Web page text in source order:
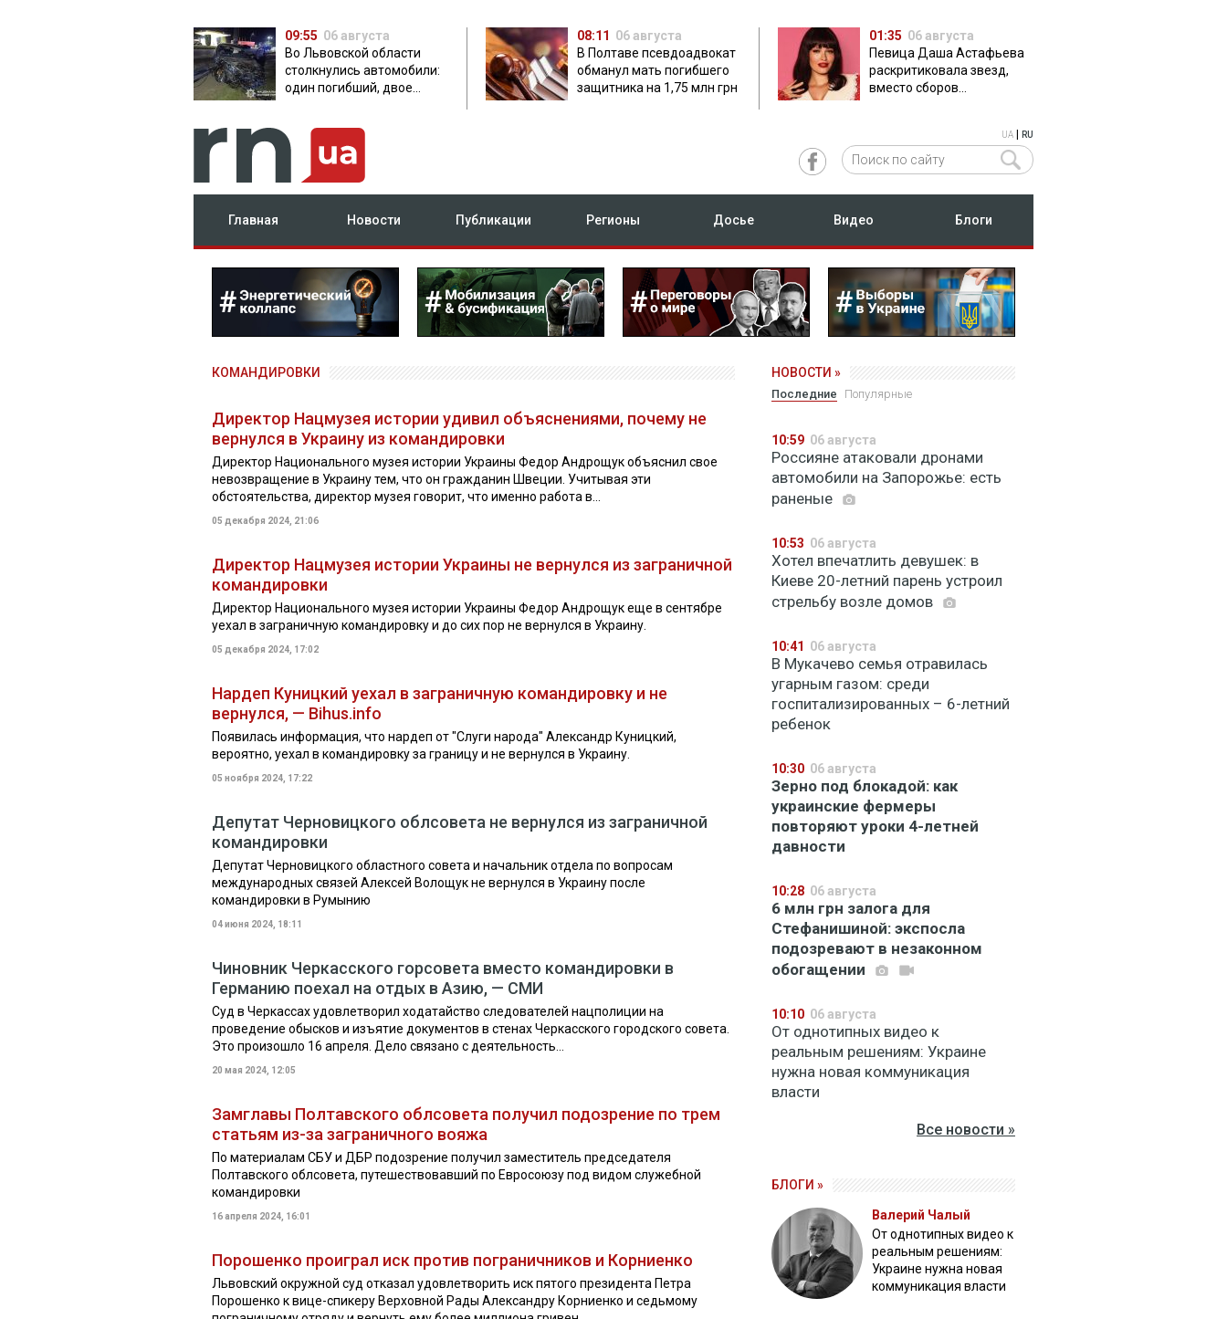
09:55 06 августа
Во Львовской области
столкнулись автомобили:
один погибший, двое
08:11 06 августа
В Полтаве псевдоадвокат
обманул мать погибшего
защитника на 1,75 млн грн
01:35 06 августа
Певица Даша Астафьева
раскритиковала звезд,
вместо сборов
UA RU
Главная Новости Публикации Регионы Досье Видео Блоги
КОМАНДИРОВКИ
Директор Нацмузея истории удивил объяснениями, почему не
вернулся в Украину из командировки
Директор Национального музея истории Украины Федор Андрощук объяснил свое
невозвращение в Украину тем, что он гражданин Швеции. Учитывая эти
обстоятельства, директор музея говорит, что именно работа в...
05 декабря 2024, 21:06
Директор Нацмузея истории Украины не вернулся из заграничной
командировки
Директор Национального музея истории Украины Федор Андрощук еще в сентябре
уехал в заграничную командировку и до сих пор не вернулся в Украину.
05 декабря 2024, 17:02
Нардеп Куницкий уехал в заграничную командировку и не
вернулся, — Bihus.info
Появилась информация, что нардеп от "Слуги народа" Александр Куницкий,
вероятно, уехал в командировку за границу и не вернулся в Украину.
05 ноября 2024, 17:22
Депутат Черновицкого облсовета не вернулся из заграничной
командировки
Депутат Черновицкого областного совета и начальник отдела по вопросам
международных связей Алексей Волощук не вернулся в Украину после
командировки в Румынию
04 июня 2024, 18:11
Чиновник Черкасского горсовета вместо командировки в
Германию поехал на отдых в Азию, — СМИ
Суд в Черкассах удовлетворил ходатайство следователей нацполиции на
проведение обысков и изъятие документов в стенах Черкасского городского совета.
Это произошло 16 апреля. Дело связано с деятельность...
20 мая 2024, 12:05
Замглавы Полтавского облсовета получил подозрение по трем
статьям из-за заграничного вояжа
По материалам СБУ и ДБР подозрение получил заместитель председателя
Полтавского облсовета, путешествовавший по Евросоюзу под видом служебной
командировки
16 апреля 2024, 16:01
Порошенко проиграл иск против пограничников и Корниенко
Львовский окружной суд отказал удовлетворить иск пятого президента Петра
Порошенко к вице-спикеру Верховной Рады Александру Корниенко и седьмому
НОВОСТИ »
Последние Популярные
10:59 06 августа
Россияне атаковали дронами
автомобили на Запорожье: есть
раненые
10:53 06 августа
Хотел впечатлить девушек: в
Киеве 20-летний парень устроил
стрельбу возле домов
10:41 06 августа
В Мукачево семья отравилась
угарным газом: среди
госпитализированных – 6-летний
ребенок
10:30 06 августа
Зерно под блокадой: как
украинские фермеры
повторяют уроки 4-летней
давности
10:28 06 августа
6 млн грн залога для
Стефанишиной: экспосла
подозревают в незаконном
обогащении
10:10 06 августа
От однотипных видео к
реальным решениям: Украине
нужна новая коммуникация
власти
Все новости »
БЛОГИ »
Валерий Чалый
От однотипных видео к
реальным решениям:
Украине нужна новая
коммуникация власти